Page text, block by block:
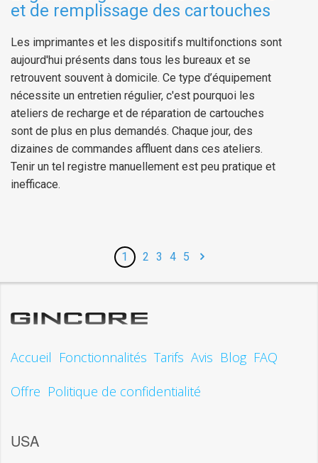
et de remplissage des cartouches
Les imprimantes et les dispositifs multifonctions sont
aujourd'hui présents dans tous les bureaux et se
retrouvent souvent à domicile. Ce type d’équipement
nécessite un entretien régulier, c'est pourquoi les
ateliers de recharge et de réparation de cartouches
sont de plus en plus demandés. Chaque jour, des
dizaines de commandes affluent dans ces ateliers.
Tenir un tel registre manuellement est peu pratique et
inefficace.
1 2 3 4 5
Accueil Fonctionnalités Tarifs Avis Blog FAQ
Offre Politique de confidentialité
USA